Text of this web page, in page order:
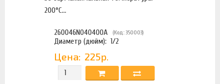
200°С...
260046N040400A (Код: 350003)
Диаметр (дюйм):1/2
Цена: 225р.